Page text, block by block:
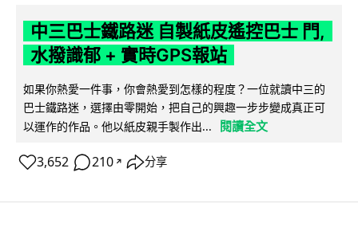
中三巴士鐵路迷 自製紙皮遙控巴士 門,
水撥識郁 + 實時GPS報站
如果你熱愛一件事，你會熱愛到怎樣的程度？一位就讀中三的
巴士鐵路迷，選擇由零開始，把自己的興趣一步步變成真正可
以運作的作品。他以紙皮親手製作出...
閱讀全文
3,652 210 ↗ 分享